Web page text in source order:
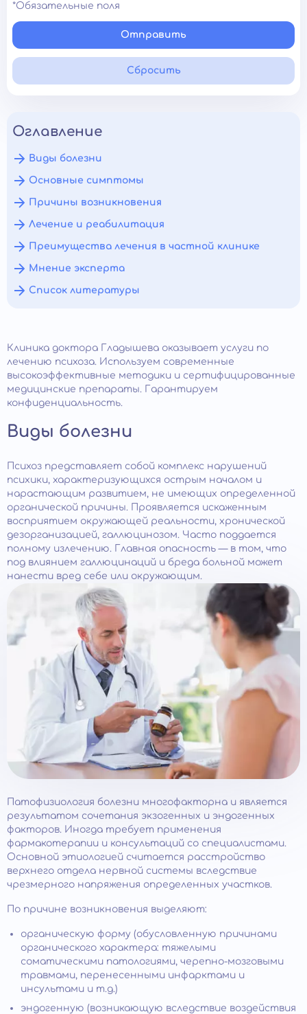
*Обязательные поля
Отправить
Сбросить
Оглавление
Виды болезни
Основные симптомы
Причины возникновения
Лечение и реабилитация
Преимущества лечения в частной клинике
Мнение эксперта
Список литературы
Клиника доктора Гладышева оказывает услуги по
лечению психоза. Используем современные
высокоэффективные методики и сертифицированные
медицинские препараты. Гарантируем
конфиденциальность.
Виды болезни
Психоз представляет собой комплекс нарушений
психики, характеризующихся острым началом и
нарастающим развитием, не имеющих определенной
органической причины. Проявляется искаженным
восприятием окружающей реальности, хронической
дезорганизацией, галлюцинозом. Часто поддается
полному излечению. Главная опасность — в том, что
под влиянием галлюцинаций и бреда больной может
нанести вред себе или окружающим.
Патофизиология болезни многофакторна и является
результатом сочетания экзогенных и эндогенных
факторов. Иногда требует применения
фармакотерапии и консультаций со специалистами.
Основной этиологией считается расстройство
верхнего отдела нервной системы вследствие
чрезмерного напряжения определенных участков.
По причине возникновения выделяют:
органическую форму (обусловленную причинами
органического характера: тяжелыми
соматическими патологиями, черепно-мозговыми
травмами, перенесенными инфарктами и
инсультами и т.д.)
эндогенную (возникающую вследствие воздействия